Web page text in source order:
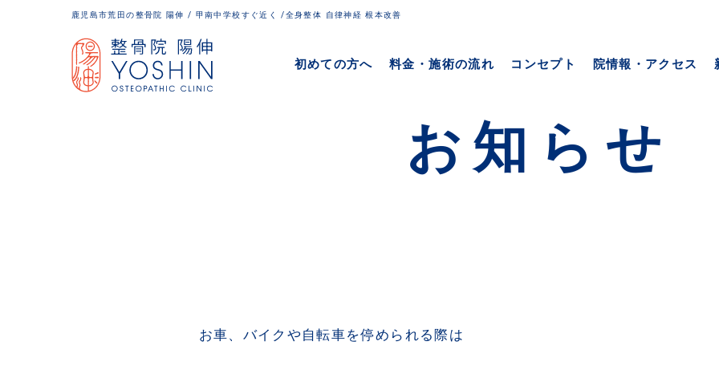
鹿児島市荒田の整骨院 陽伸 / 甲南中学校すぐ近く /全身整体 自律神経 根本改善
初めての方へ 料金・施術の流れ コンセプト 院情報・アクセス
: Undefined variable $post_types in
お知らせ
お車、バイクや自転車を停められる際は